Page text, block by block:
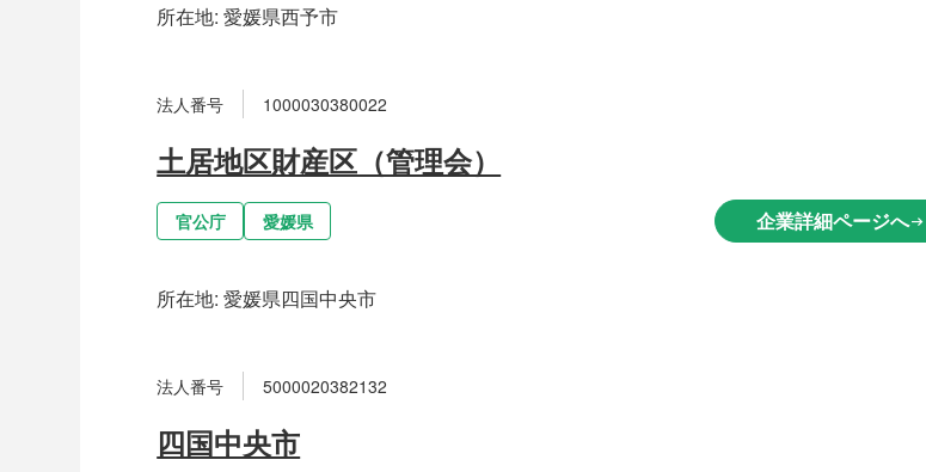
所在地:愛媛県西予市
法人番号 1000030380022
土居地区財産区（管理会）
官公庁 愛媛県 企業詳細ページへarrow_right_alt
所在地:愛媛県四国中央市
法人番号 5000020382132
四国中央市